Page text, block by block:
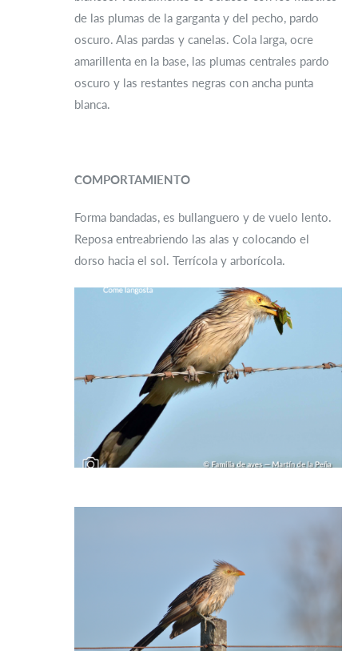
de las plumas de la garganta y del pecho, pardo
oscuro. Alas pardas y canelas. Cola larga, ocre
amarillenta en la base, las plumas centrales pardo
oscuro y las restantes negras con ancha punta
blanca.
COMPORTAMIENTO
Forma bandadas, es bullanguero y de vuelo lento.
Reposa entreabriendo las alas y colocando el
dorso hacia el sol. Terrícola y arborícola.